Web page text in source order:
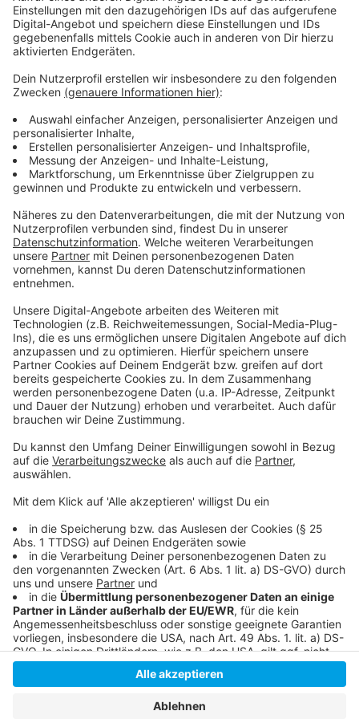
Anzeige
Vorstellen brauchen wir ihn euch nicht. Seit 2003
treibt Jürgen Bangert nun als "Elvis Eifel" seine Späße
am Telefon mit seinen Hörerinnen und Hörern im Radio.
Aber selbst seine 'Opfer' müssen am Ende mit lachen -
wenn auch nicht immer. Und weil ihr nicht genug von
ihm bekommen könnt, ist Elvis nun unter die Podcaster
gegangen. Somit steht euch Elvis rund um die Uhr zur
Verfügung. Hier bekommt Ihr außerdem den
"Directors-Cut" - die Original-Telefonate in längerer
Version. Elvis wird sich mit Kollegen und ehemaligen
"Opfern" über die Telefonate aus den letzten zwei
Jahrzehnten unterhalten. Wir erfahren auch, wie es ihm
dabei ergangen ist und wobei er selbst mal ins
Schleudern gekommen ist. Viel Spaß beim Zuhören und
bitte nicht erschrecken, wenn dabei das Telefon
klingelt. Es muss ja nicht unbedingt Elvis Eifel dran
sein.
Anzeige
Anzeige
Anzeige